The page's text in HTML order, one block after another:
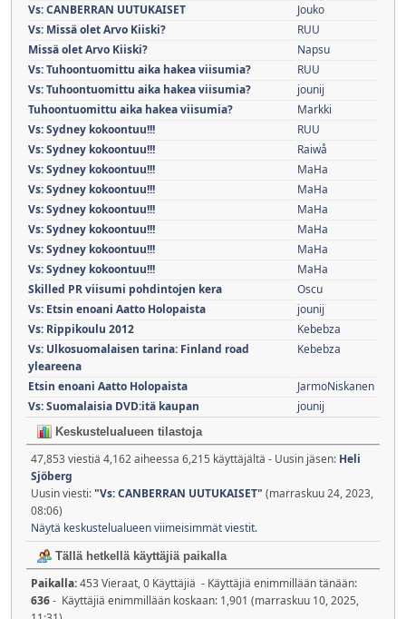
Vs: CANBERRAN UUTUKAISET
Jouko
Vs: Missä olet Arvo Kiiski?
RUU
Missä olet Arvo Kiiski?
Napsu
Vs: Tuhoontuomittu aika hakea viisumia?
RUU
Vs: Tuhoontuomittu aika hakea viisumia?
jounij
Tuhoontuomittu aika hakea viisumia?
Markki
Vs: Sydney kokoontuu!!!
RUU
Vs: Sydney kokoontuu!!!
Raiwå
Vs: Sydney kokoontuu!!!
MaHa
Vs: Sydney kokoontuu!!!
MaHa
Vs: Sydney kokoontuu!!!
MaHa
Vs: Sydney kokoontuu!!!
MaHa
Vs: Sydney kokoontuu!!!
MaHa
Vs: Sydney kokoontuu!!!
MaHa
Skilled PR viisumi pohdintojen kera
Oscu
Vs: Etsin enoani Aatto Holopaista
jounij
Vs: Rippikoulu 2012
Kebebza
Vs: Ulkosuomalaisen tarina: Finland road
yleareena
Kebebza
Etsin enoani Aatto Holopaista
JarmoNiskanen
Vs: Suomalaisia DVD:itä kaupan
jounij
Keskustelualueen tilastoja
47,853 viestiä 4,162 aiheessa 6,215 käyttäjältä - Uusin jäsen: Heli
Sjöberg
Uusin viesti:"Vs: CANBERRAN UUTUKAISET" (marraskuu 24, 2023,
08:06)
Näytä keskustelualueen viimeisimmät viestit.
Tällä hetkellä käyttäjiä paikalla
Paikalla:453 Vieraat, 0 Käyttäjiä - Käyttäjiä enimmillään tänään:
636- Käyttäjiä enimmillään koskaan: 1,901 (marraskuu 10, 2025,